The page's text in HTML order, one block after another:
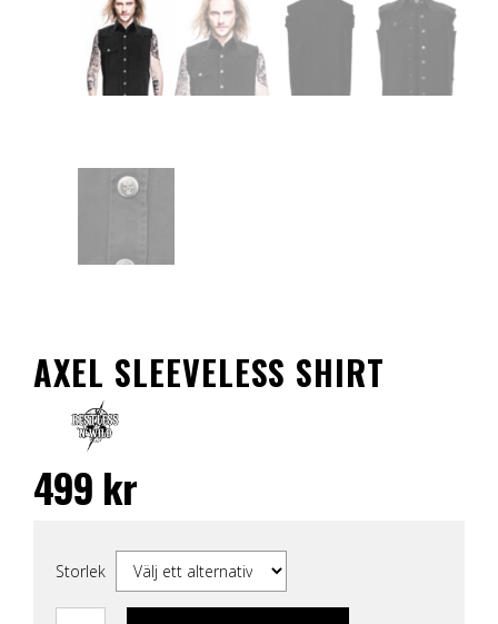
AXEL SLEEVELESS SHIRT
499 kr
Storlek